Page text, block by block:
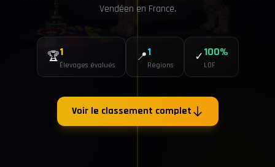
Vendéen en France.
🏆1
Élevages évalués
📍1
Régions
✓100%
LOF
Voir le classement complet